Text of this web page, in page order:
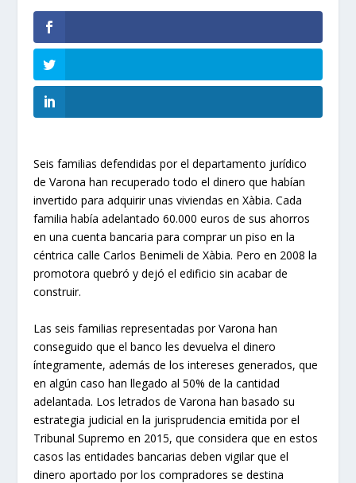
Seis familias defendidas por el departamento jurídico
de Varona han recuperado todo el dinero que habían
invertido para adquirir unas viviendas en Xàbia. Cada
familia había adelantado 60.000 euros de sus ahorros
en una cuenta bancaria para comprar un piso en la
céntrica calle Carlos Benimeli de Xàbia. Pero en 2008 la
promotora quebró y dejó el edificio sin acabar de
construir.
Las seis familias representadas por Varona han
conseguido que el banco les devuelva el dinero
íntegramente, además de los intereses generados, que
en algún caso han llegado al 50% de la cantidad
adelantada. Los letrados de Varona han basado su
estrategia judicial en la jurisprudencia emitida por el
Tribunal Supremo en 2015, que considera que en estos
casos las entidades bancarias deben vigilar que el
dinero aportado por los compradores se destina